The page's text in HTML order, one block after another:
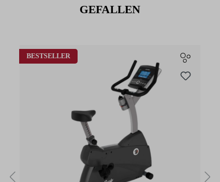
GEFALLEN
Produktgalerie überspringen
BESTSELLER